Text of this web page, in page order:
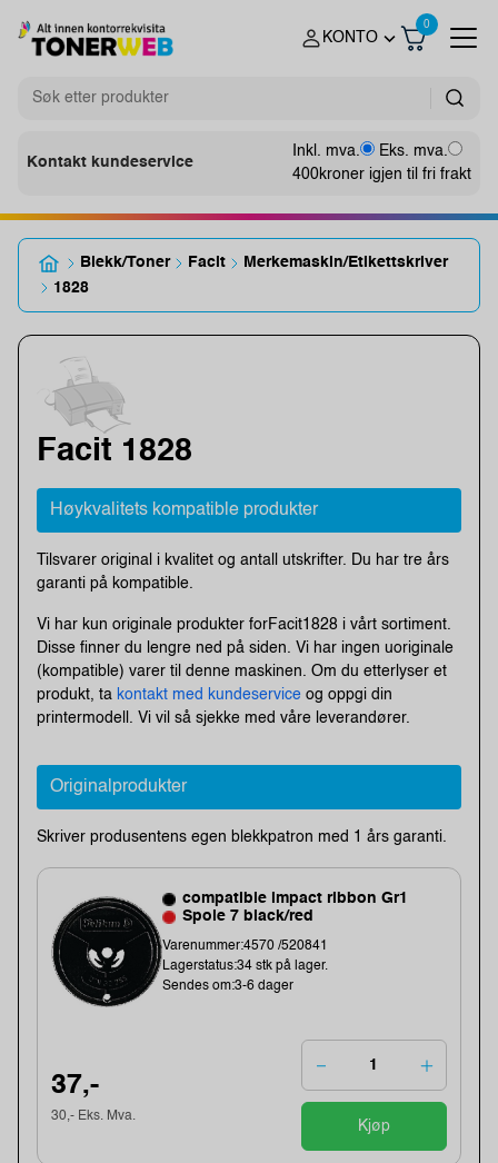
KONTO
0
Kontakt kundeservice
Inkl. mva.
Eks. mva.
400kroner igjen til fri frakt
Blekk/Toner Facit
Merkemaskin/Etikettskriver
1828
Facit 1828
Høykvalitets kompatible produkter
Tilsvarer original i kvalitet og antall utskrifter. Du har tre års
garanti på kompatible.
Vi har kun originale produkter forFacit1828 i vårt sortiment.
Disse finner du lengre ned på siden. Vi har ingen uoriginale
(kompatible) varer til denne maskinen. Om du etterlyser et
produkt, ta kontakt med kundeservice og oppgi din
printermodell. Vi vil så sjekke med våre leverandører.
Originalprodukter
Skriver produsentens egen blekkpatron med 1 års garanti.
compatible impact ribbon Gr1
Spole 7 black/red
Varenummer:4570 /520841
Lagerstatus:34 stk på lager.
Sendes om:3-6 dager
37,-
30,- Eks. Mva.
Kjøp